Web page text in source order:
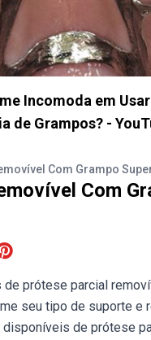
Incomoda em
de Grampos? -
Com Grampo
Com
prótese parcial
seu tipo de suporte e
de prótese